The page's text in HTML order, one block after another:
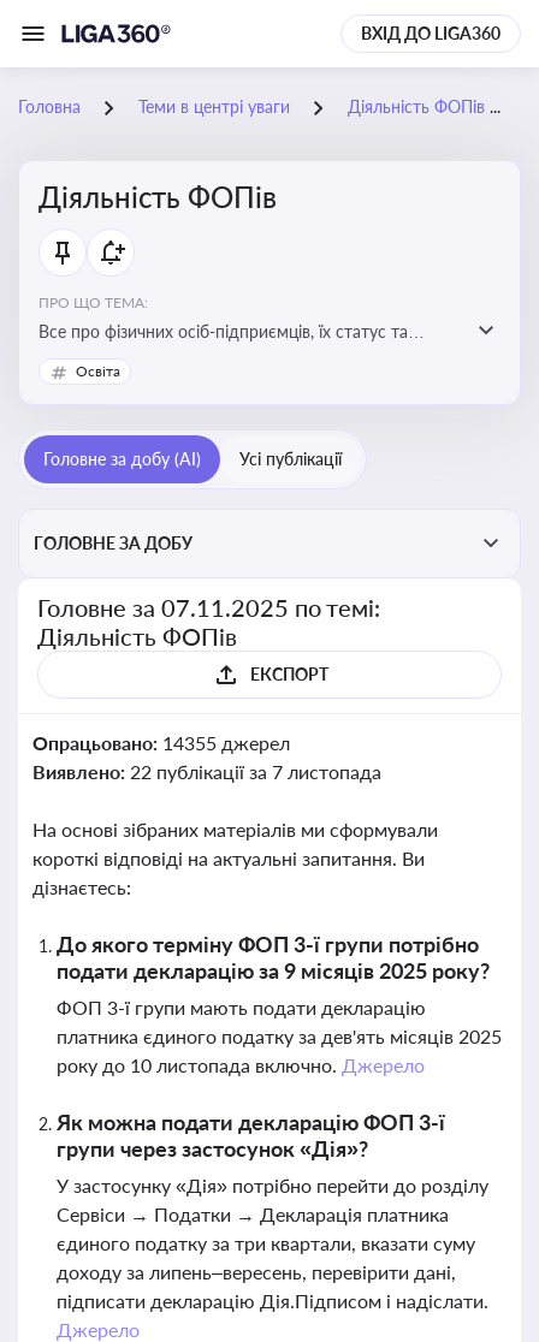
ВХІД ДО LIGA360
Головна Теми в центрі уваги Діяльність ФОПів
Діяльність ФОПів
ПРО ЩО ТЕМА:
Все про фізичних осіб-підприємців, їх статус та
діяльність. Зміни в законодавстві, що стосуються
роботи ФОПів
Освіта
Головне за добу (AI) Усі публікації
ГОЛОВНЕ ЗА ДОБУ
Головне за 07.11.2025 по темі:
Діяльність ФОПів
ЕКСПОРТ
Опрацьовано: 14355 джерел
Виявлено: 22 публікації за 7 листопада
На основі зібраних матеріалів ми сформували
короткі відповіді на актуальні запитання. Ви
дізнаєтесь:
До якого терміну ФОП 3-ї групи потрібно
подати декларацію за 9 місяців 2025 року?
ФОП 3-ї групи мають подати декларацію
платника єдиного податку за дев'ять місяців 2025
року до 10 листопада включно. Джерело
Як можна подати декларацію ФОП 3-ї
групи через застосунок «Дія»?
У застосунку «Дія» потрібно перейти до розділу
Сервіси → Податки → Декларація платника
єдиного податку за три квартали, вказати суму
доходу за липень–вересень, перевірити дані,
підписати декларацію Дія.Підписом і надіслати.
Джерело